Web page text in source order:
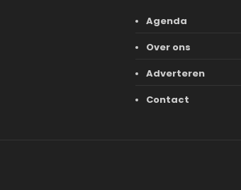
Agenda
Over ons
Adverteren
Contact